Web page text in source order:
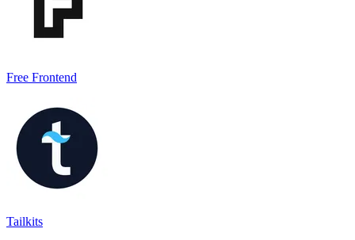
Free Frontend
Tailkits